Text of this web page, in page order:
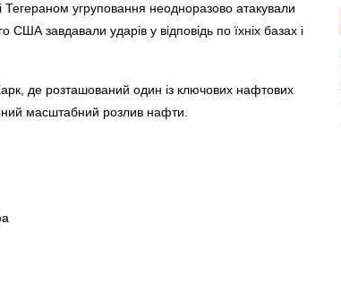
Тегераном угруповання неодноразово атакували
США завдавали ударів у відповідь по їхніх базах і
де розташований один із ключових нафтових
масштабний розлив нафти.